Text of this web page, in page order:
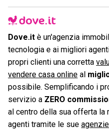
Dove.it è un'agenzia
tecnologia e ai migliori
propri clienti una corretta
vendere casa online al
possibile. Semplificando i
servizio a ZERO
al centro della sua offerta la
agenti tramite le sue